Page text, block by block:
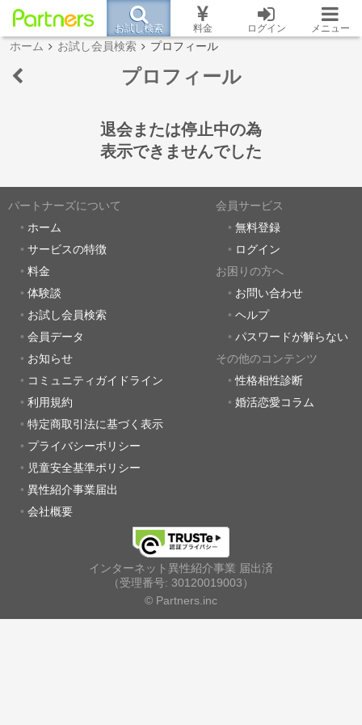
お試し検索 料金 ログイン メニュー
ホーム お試し会員検索 プロフィール
プロフィール
退会または停止中の為
表示できませんでした
パートナーズについて
ホーム
サービスの特徴
料金
体験談
お試し会員検索
会員データ
お知らせ
コミュニティガイドライン
利用規約
特定商取引法に基づく表示
プライバシーポリシー
児童安全基準ポリシー
異性紹介事業届出
会社概要
会員サービス
無料登録
ログイン
お困りの方へ
お問い合わせ
ヘルプ
パスワードが解らない
その他のコンテンツ
性格相性診断
婚活恋愛コラム
インターネット異性紹介事業 届出済
（受理番号: 30120019003）
© Partners.inc